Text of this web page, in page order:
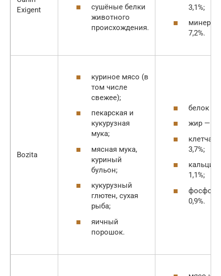
Exigent
сушёные белки
животного
происхождения.
3,1%;
7,2%.
Bozita
куриное мясо (в
том числе
свежее);
пекарская и
кукурузная
мука;
мясная мука,
куриный
бульон;
кукурузный
глютен, сухая
рыба;
яичный
порошок.
белок —
жир —
3,7%;
кальций
1,1%;
фосфор
0,9%.